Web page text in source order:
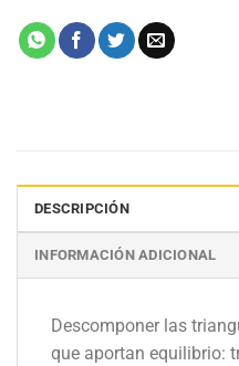
DESCRIPCIÓN
INFORMACIÓN ADICIONAL
Descomponer las
que aportan equilibrio: